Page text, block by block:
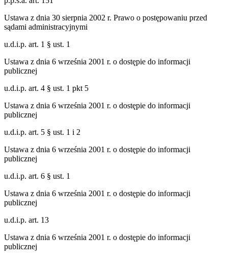
Ustawa z dnia 30 sierpnia 2002 r. Prawo o postępowaniu przed
sądami administracyjnymi
u.d.i.p. art. 1 § ust. 1
Ustawa z dnia 6 września 2001 r. o dostępie do informacji
publicznej
u.d.i.p. art. 4 § ust. 1 pkt 5
Ustawa z dnia 6 września 2001 r. o dostępie do informacji
publicznej
u.d.i.p. art. 5 § ust. 1 i 2
Ustawa z dnia 6 września 2001 r. o dostępie do informacji
publicznej
u.d.i.p. art. 6 § ust. 1
Ustawa z dnia 6 września 2001 r. o dostępie do informacji
publicznej
u.d.i.p. art. 13
Ustawa z dnia 6 września 2001 r. o dostępie do informacji
publicznej